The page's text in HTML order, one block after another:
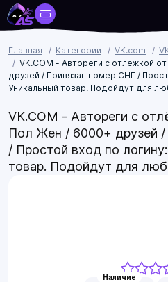
Главная Категории VK.com
VK.COM - Автореги с отлёжкой
друзей / Привязан номер СНГ /
Уникальный товар. Подойдут для
VK.COM - Автореги с
Пол Жен / 6000+ друзей
/ Простой вход по
товар. Подойдут для
Наличие